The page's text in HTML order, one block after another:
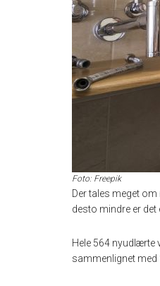
Foto: Freepik
Der tales meget
desto mindre er det
Hele 564 nyudlærte
sammenlignet med